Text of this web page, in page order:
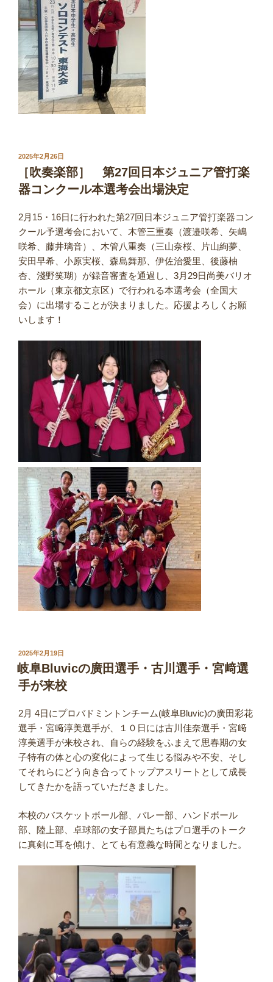
投
日:
2025年2月26日
［吹奏楽部］ 第27回日本ジュニア管打楽
器コンクール本選考会出場決定
2月15・16日に行われた第27回日本ジュニア管打楽器コン
クール予選考会において、木管三重奏（渡邉咲希、矢嶋
咲希、藤井璃音）、木管八重奏（三山奈桜、片山絢夢、
安田早希、小原実桜、森島舞那、伊佐治愛里、後藤柚
杏、淺野笑瑚）が録音審査を通過し、3月29日尚美バリオ
ホール（東京都文京区）で行われる本選考会（全国大
会）に出場することが決まりました。応援よろしくお願
いします！
投
稿
日:
2025年2月19日
岐阜Bluvicの廣田選手・古川選手・宮﨑選
手が来校
2月 4日にプロバドミントンチーム(岐阜Bluvic)の廣田彩花
選手・宮﨑淳美選手が、１０日には古川佳奈選手・宮﨑
淳美選手が来校され、自らの経験をふまえて思春期の女
子特有の体と心の変化によって生じる悩みや不安、そし
てそれらにどう向き合ってトップアスリートとして成長
してきたかを語っていただきました。
本校のバスケットボール部、バレー部、ハンドボール
部、陸上部、卓球部の女子部員たちはプロ選手のトーク
に真剣に耳を傾け、とても有意義な時間となりました。